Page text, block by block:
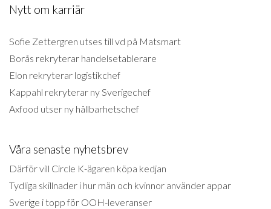
Nytt om karriär
Sofie Zettergren utses till vd på Matsmart
Borås rekryterar handelsetablerare
Elon rekryterar logistikchef
Kappahl rekryterar ny Sverigechef
Axfood utser ny hållbarhetschef
Våra senaste nyhetsbrev
Därför vill Circle K-ägaren köpa kedjan
Tydliga skillnader i hur män och kvinnor använder appar
Sverige i topp för OOH-leveranser